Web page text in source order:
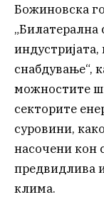
Божиновска
„Билатерална
снабдување“,
можностите
секторите
суровини,
насочени кон
предвидлива
клима.